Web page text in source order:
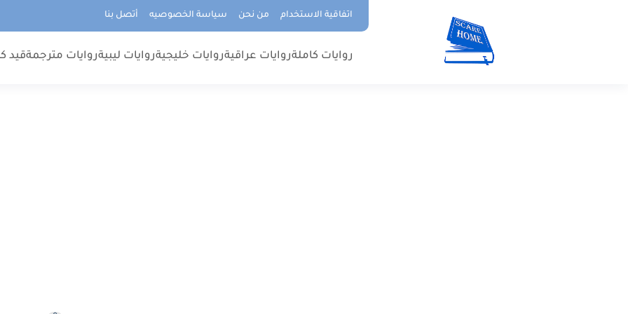
اتفاقية الاستخدام من نحن سياسة الخصوصيه أتصل بنا
روايات كاملةروايات عراقيةروايات خليجيةروايات ليبيةروايات مترجمةقيد